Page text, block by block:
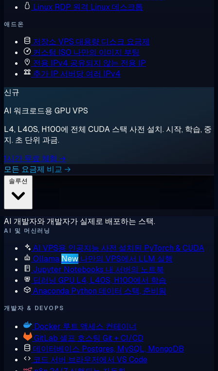
Linux RDP 원격 Linux 데스크톱
애드온
저장소 VPS 대용량 디스크 요금제
커스텀 ISO 나만의 이미지 부팅
전용 IPv4 공유되지 않는 전용 IP
추가 IP 서버당 여러 IPv4
신규
AI 워크로드용 GPU VPS
L4, L40S, H100에 전체 CUDA 스택 사전 설치. 시작, 학습, 중
지. 초 단위 과금.
1시간 무료 체험 →
모든 요금제 비교 →
AI 개발자와 개발자가 실제로 배포하는 스택.
AI 및 머신러닝
AI VPS용 인공지능 사전 설치된 PyTorch & CUDA
Ollama New 나만의 VPS에서 LLM 실행
Jupyter Notebooks 내 서버의 노트북
딥러닝 GPU L4, L40S, H100에서 학습
Anaconda Python 데이터 스택, 준비됨
개발자 & DEVOPS
Docker 루트 액세스 컨테이너
GitLab 셀프 호스팅 Git + CI/CD
데이터베이스 Postgres, MySQL, MongoDB
코드 서버 브라우저에서 VS Code